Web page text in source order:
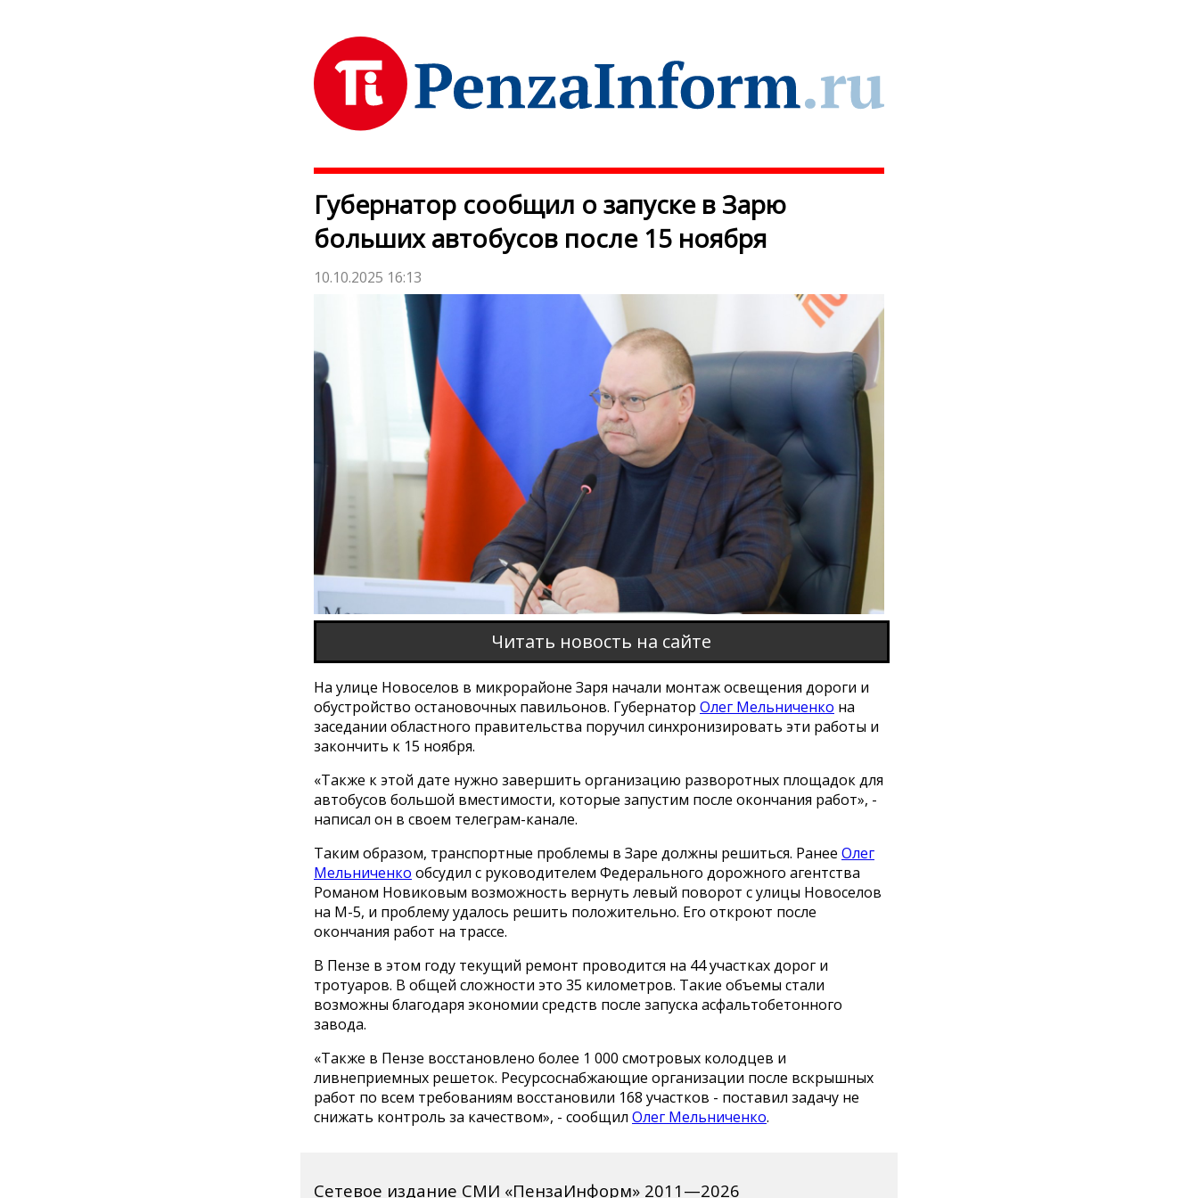
Губернатор сообщил о запуске в Зарю
больших автобусов после 15 ноября
10.10.2025 16:13
Читать новость на сайте
На улице Новоселов в микрорайоне Заря начали монтаж освещения дороги и
обустройство остановочных павильонов. Губернатор Олег Мельниченко на
заседании областного правительства поручил синхронизировать эти работы и
закончить к 15 ноября.
«Также к этой дате нужно завершить организацию разворотных площадок для
автобусов большой вместимости, которые запустим после окончания работ», -
написал он в своем телеграм-канале.
Таким образом, транспортные проблемы в Заре должны решиться. Ранее Олег
Мельниченко обсудил с руководителем Федерального дорожного агентства
Романом Новиковым возможность вернуть левый поворот с улицы Новоселов
на М-5, и проблему удалось решить положительно. Его откроют после
окончания работ на трассе.
В Пензе в этом году текущий ремонт проводится на 44 участках дорог и
тротуаров. В общей сложности это 35 километров. Такие объемы стали
возможны благодаря экономии средств после запуска асфальтобетонного
завода.
«Также в Пензе восстановлено более 1 000 смотровых колодцев и
ливнеприемных решеток. Ресурсоснабжающие организации после вскрышных
работ по всем требованиям восстановили 168 участков - поставил задачу не
снижать контроль за качеством», - сообщил Олег Мельниченко.
Сетевое издание СМИ «ПензаИнформ» 2011—2026